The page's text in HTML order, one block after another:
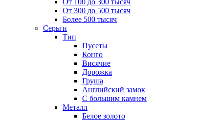
От 100 до 300 тысяч
От 300 до 500 тысяч
Более 500 тысяч
Серьги
Тип
Пусеты
Конго
Висячие
Дорожка
Груша
Английский замок
С большим камнем
Металл
Белое золото